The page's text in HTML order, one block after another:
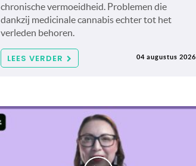
chronische vermoeidheid. Problemen die
dankzij medicinale cannabis echter tot het
verleden behoren.
LEES VERDER 04 augustus 2026